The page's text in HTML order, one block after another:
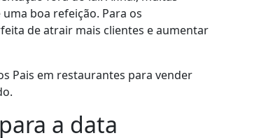
boa refeição. Para os
de atrair mais clientes e aumentar
Pais em restaurantes para vender
a data